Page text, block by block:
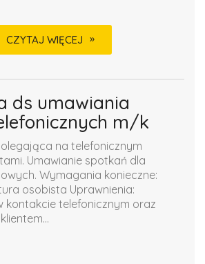
CZYTAJ WIĘCEJ
ds umawiania
m/k
na telefonicznym
Umawianie spotkań dla
Wymagania konieczne:
osobista Uprawnienia:
kontakcie telefonicznym oraz